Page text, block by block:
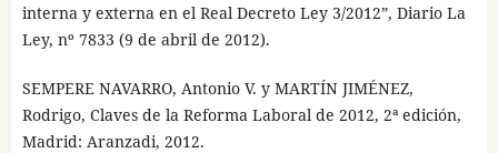
interna y externa en el Real Decreto Ley 3/2012”, Diario La
Ley, nº 7833 (9 de abril de 2012).
SEMPERE NAVARRO, Antonio V. y MARTÍN JIMÉNEZ,
Rodrigo, Claves de la Reforma Laboral de 2012, 2ª edición,
Madrid: Aranzadi, 2012.